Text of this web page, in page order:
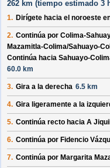
262 km (tiempo estimado 3
1. Dirígete hacia el noroeste
2. Continúa por Colima-
Mazamitla-Colima/Sahuayo-
Continúa hacia Sahuayo-
60.0 km
3. Gira a la derecha 6.5 km
4. Gira ligeramente a la
5. Continúa recto hacia A
6. Continúa por Fidencio
7. Continúa por Margarita